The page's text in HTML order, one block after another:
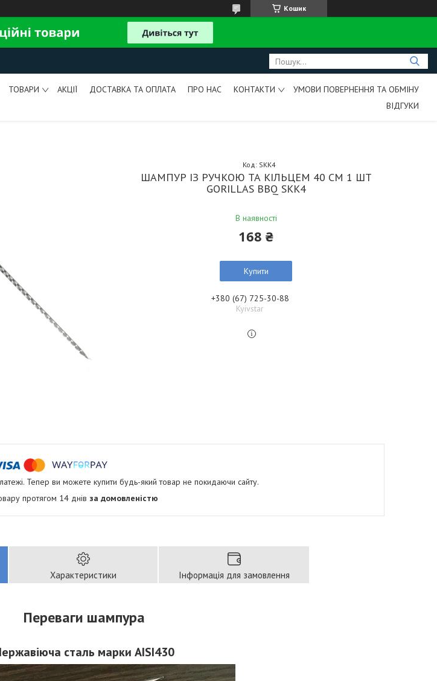
Кошик
ТОВАРИ АКЦІЇ ДОСТАВКА ТА ОПЛАТА ПРО НАС КОНТАКТИ
УМОВИ ПОВЕРНЕННЯ ТА ОБМІНУ
ВІДГУКИ
ШАМПУР ІЗ РУЧКОЮ ТА КІЛЬЦЕМ 40 СМ 1 ШТ
GORILLAS BBQ SKK4
В наявності
Код: SKK4
168 ₴
Купити
+380 (67) 725-30-88
Kyivstar
Тепер ви можете купити будь-який товар не покидаючи сайту.
протягом 14 днів за домовленістю
Характеристики Інформація для замовлення
Переваги шампура
сталь марки AISI430